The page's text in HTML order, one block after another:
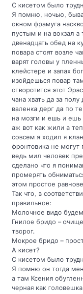
С кисетом было
Я помню, ночью,
окном фрамуга
пустым и на вокзал
двенадцать обед на
повара стоят возле
варят головы у
клейстере и запах
изойдешься повар
отворотится этот
чана хвать да за
валенка дерг да по
на мозги и ешь и ешь
аж вот как жили а
совсем я ходил я
фронтовика не могут
ведь мил человек
сделано что я
промерять
этом простое
Так что, в
правильное:
Молочное видо
Гнилое бридо –
творог.
Мокрое бридо –
А кисет?
С кисетом было
Я помню он тогда
а там Ксения
черная как